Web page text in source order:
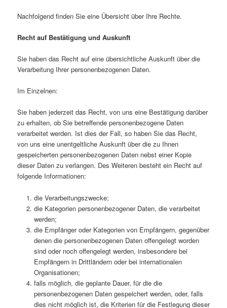
Nachfolgend finden Sie eine Übersicht über Ihre Rechte.
Recht auf Bestätigung und Auskunft
Sie haben das Recht auf eine übersichtliche Auskunft über die
Verarbeitung Ihrer personenbezogenen Daten.
Im Einzelnen:
Sie haben jederzeit das Recht, von uns eine Bestätigung darüber
zu erhalten, ob Sie betreffende personenbezogene Daten
verarbeitet werden. Ist dies der Fall, so haben Sie das Recht,
von uns eine unentgeltliche Auskunft über die zu Ihnen
gespeicherten personenbezogenen Daten nebst einer Kopie
dieser Daten zu verlangen. Des Weiteren besteht ein Recht auf
folgende Informationen:
die Verarbeitungszwecke;
die Kategorien personenbezogener Daten, die verarbeitet
werden;
die Empfänger oder Kategorien von Empfängern, gegenüber
denen die personenbezogenen Daten offengelegt worden
sind oder noch offengelegt werden, insbesondere bei
Empfängern in Drittländern oder bei internationalen
Organisationen;
falls möglich, die geplante Dauer, für die die
personenbezogenen Daten gespeichert werden, oder, falls
dies nicht möglich ist, die Kriterien für die Festlegung dieser